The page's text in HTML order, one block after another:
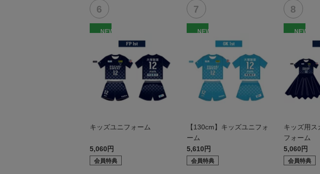
NEW
キッズユニフォーム
5,060円
会員特典
NEW
【130cm】キッズユニフォ
ーム
5,610円
会員特典
NEW
キッズ用ス
フォーム
5,060円
会員特典